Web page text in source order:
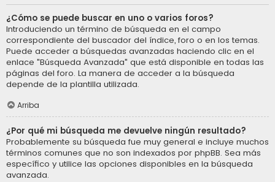
¿Cómo se puede buscar en uno o varios foros?
Introduciendo un término de búsqueda en el campo
correspondiente del buscador del índice, foro o en los temas.
Puede acceder a búsquedas avanzadas haciendo clic en el
enlace "Búsqueda Avanzada" que está disponible en todas las
páginas del foro. La manera de acceder a la búsqueda
depende de la plantilla utilizada.
Arriba
¿Por qué mi búsqueda me devuelve ningún resultado?
Probablemente su búsqueda fue muy general e incluye muchos
términos comunes que no son indexados por phpBB. Sea más
específico y utilice las opciones disponibles en la búsqueda
avanzada.